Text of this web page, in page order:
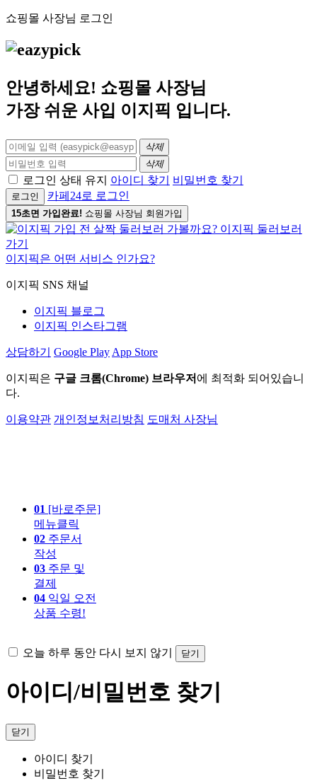
쇼핑몰 사장님 로그인
안녕하세요! 쇼핑몰 사장님
가장 쉬운 사입 이지픽 입니다.
삭제
삭제
로그인 상태 유지 아이디 찾기 비밀번호 찾기
로그인 카페24로 로그인
15초면 가입완료! 쇼핑몰 사장님 회원가입
이지픽은 어떤 서비스 인가요?
이지픽 SNS 채널
이지픽 블로그
이지픽 인스타그램
상담하기 Google Play App Store
이지픽은 구글 크롬(Chrome) 브라우저 에 최적화 되어있습니
다.
이용약관 개인정보처리방침 도매처 사장님
01 [바로주문]
메뉴클릭
02 주문서
작성
03 주문 및
결제
04 익일 오전
상품 수령!
오늘 하루 동안 다시 보지 않기 닫기
아이디/비밀번호 찾기
닫기
아이디 찾기
비밀번호 찾기